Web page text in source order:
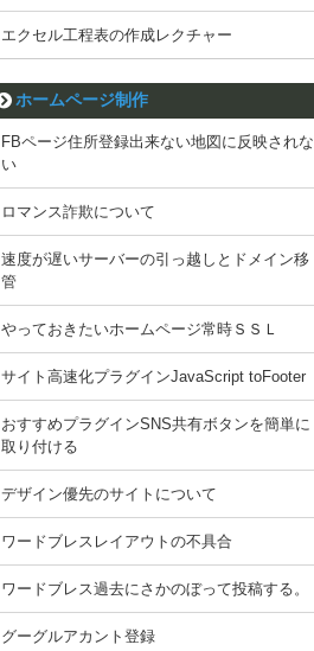
エクセル工程表の作成レクチャー
ホームページ制作
FBページ住所登録出来ない地図に反映されな
い
ロマンス詐欺について
速度が遅いサーバーの引っ越しとドメイン移
管
やっておきたいホームページ常時ＳＳＬ
サイト高速化プラグインJavaScript toFooter
おすすめプラグインSNS共有ボタンを簡単に
取り付ける
デザイン優先のサイトについて
ワードブレスレイアウトの不具合
ワードブレス過去にさかのぼって投稿する。
グーグルアカント登録